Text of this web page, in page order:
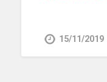
15/11/2019